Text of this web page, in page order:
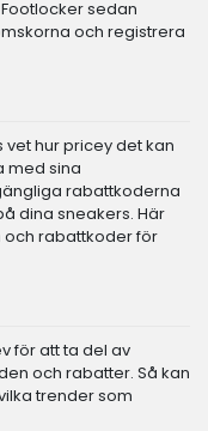
sedan
och registrera
hur pricey det kan
med sina
rabattkoderna
dina sneakers. Här
och rabattkoder för
för att ta del av
och rabatter. Så kan
trender som